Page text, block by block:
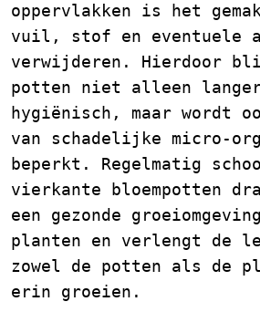
oppervlakken is het
vuil, stof en eventuele
verwijderen. Hierdoor
potten niet alleen langer
hygiënisch, maar wordt
van schadelijke micro-
beperkt. Regelmatig
vierkante bloempotten
een gezonde
planten en verlengt de
zowel de potten als de
erin groeien.